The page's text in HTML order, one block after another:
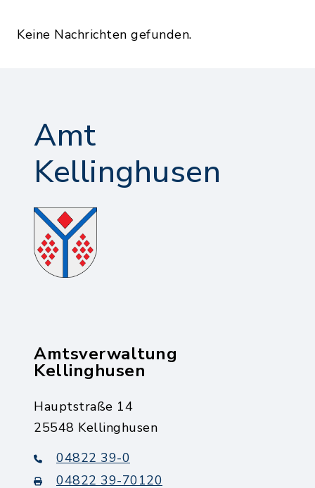
Keine Nachrichten gefunden.
Amt
Kellinghusen
Amtsverwaltung
Kellinghusen
Hauptstraße 14
25548 Kellinghusen
04822 39-0
04822 39-70120